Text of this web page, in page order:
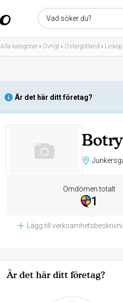
Vad söker du?
Alla kategorier › Övrigt › Östergötland ›
Är det här ditt företag?
Omdömen totalt
1
Lägg till
Är det här ditt företag?